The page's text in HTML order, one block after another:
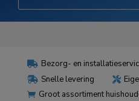
 Bezorg- en
 Snelle levering 
 Groot assortiment